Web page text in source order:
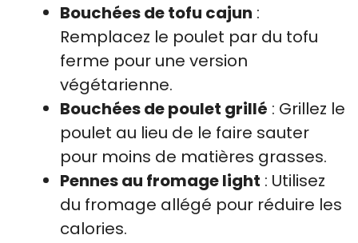
Bouchées de tofu cajun :
Remplacez le poulet par du tofu
ferme pour une version
végétarienne.
Bouchées de poulet grillé : Grillez le
poulet au lieu de le faire sauter
pour moins de matières grasses.
Pennes au fromage light : Utilisez
du fromage allégé pour réduire les
calories.